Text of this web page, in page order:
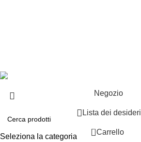
Seleziona la categoria
Negozio
Lista dei desideri
0 Carrello